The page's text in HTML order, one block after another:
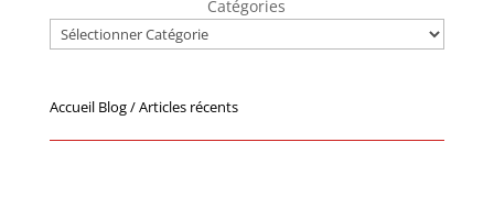
Catégories
Accueil Blog / Articles récents